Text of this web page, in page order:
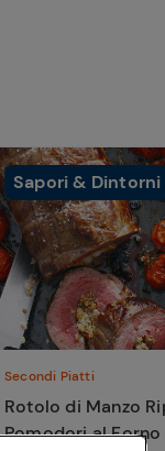
Sapori & Dintorni
Secondi Piatti
Rotolo di Manzo
Pomodori al Forno